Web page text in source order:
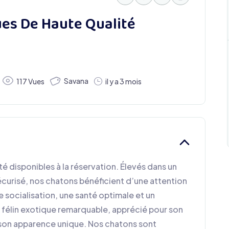
De Haute Qualité
117 Vues Savana il y a 3 mois
disponibles à la réservation. Élevés dans un
nos chatons bénéficient d’une attention
socialisation, une santé optimale et un
exotique remarquable, apprécié pour son
apparence unique. Nos chatons sont